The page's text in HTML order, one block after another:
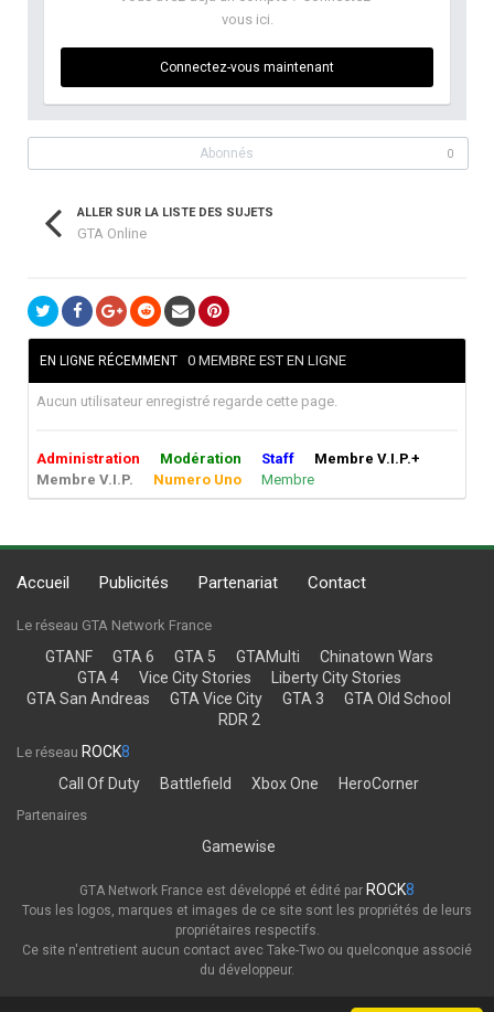
vous ici.
Connectez-vous maintenant
Abonnés 0
ALLER SUR LA LISTE DES SUJETS
GTA Online
EN LIGNE RÉCEMMENT 0 MEMBRE EST EN LIGNE
Aucun utilisateur enregistré regarde cette page.
Administration Modération Staff
Membre V.I.P.+
Membre V.I.P.
Numero Uno Membre
Accueil Publicités Partenariat Contact
Le réseau GTA Network France
GTANF GTA 6 GTA 5 GTAMulti
Chinatown Wars
GTA 4
Vice City Stories
Liberty City Stories
GTA San Andreas
GTA Vice City GTA 3
GTA Old School
RDR 2
Le réseau ROCK8
Call Of Duty
Battlefield Xbox One HeroCorner
Partenaires
Gamewise
GTA Network France est développé et édité par ROCK8
Tous les logos, marques et images de ce site sont les propriétés de leurs
propriétaires respectifs.
Ce site n'entretient aucun contact avec Take-Two ou quelconque associé
du développeur.